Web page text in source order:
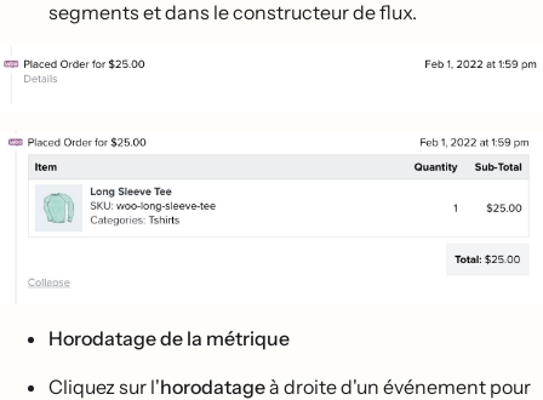
segments et dans le constructeur de flux.
Horodatage de la métrique
Cliquez sur l'horodatageà droite d'un événement pour